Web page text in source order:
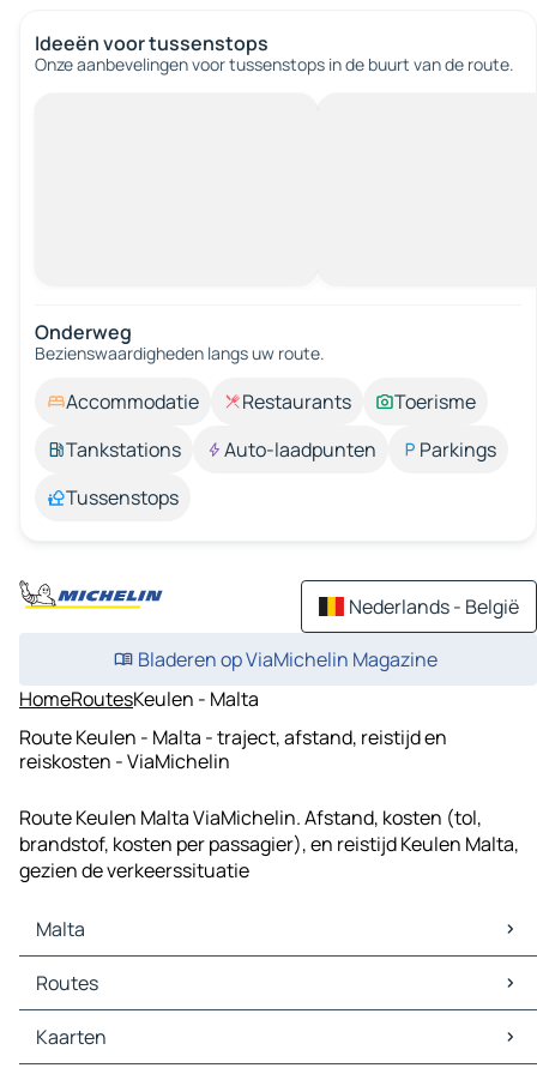
Ideeën voor tussenstops
Onze aanbevelingen voor tussenstops in de buurt van de route.
Onderweg
Bezienswaardigheden langs uw route.
Accommodatie Restaurants
Toerisme
Tankstations
Auto-laadpunten
Parkings
Tussenstops
Nederlands - België
Bladeren op ViaMichelin Magazine
HomeRoutesKeulen - Malta
Route Keulen - Malta - traject, afstand, reistijd en
reiskosten - ViaMichelin
Route Keulen Malta ViaMichelin. Afstand, kosten (tol,
brandstof, kosten per passagier), en reistijd Keulen Malta,
gezien de verkeerssituatie
Malta
Malta Kaarten
Malta Verkeer
Malta Hotels
Malta Restaurants
Routes
Kaarten